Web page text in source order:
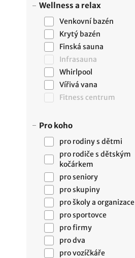
Wellness a relax
Venkovní bazén
Krytý bazén
Finská sauna
Infrasauna
Whirlpool
Vířivá vana
Fitness centrum
Pro koho
pro rodiny s dětmi
pro rodiče s dětským
kočárkem
pro seniory
pro skupiny
pro školy a organizace
pro sportovce
pro firmy
pro dva
pro vozíčkáře